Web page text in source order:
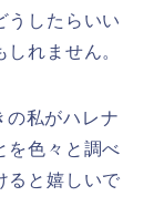
うしたらいい
れません。
の私がハレナ
を色々と調べ
ると嬉しいで